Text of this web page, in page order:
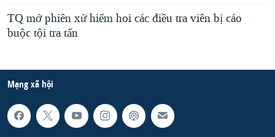
TQ mở phiên xử hiếm hoi các điều tra viên bị cáo
buộc tội tra tấn
Mạng xã hội